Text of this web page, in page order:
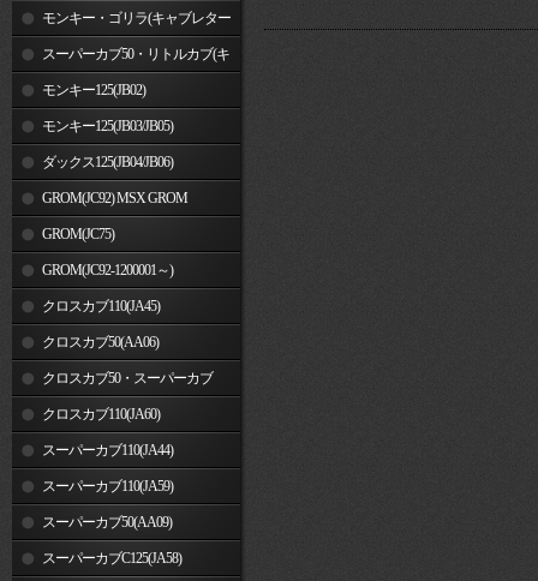
モンキー・ゴリラ(キャブレター
車) スーパーカブ50・リトルカブ(キ
ャブレター車)
モンキー125(JB02)
モンキー125(JB03/JB05)
ダックス125(JB04/JB06)
GROM(JC92) MSX GROM
GROM(JC75)
GROM(JC92-1200001～)
クロスカブ110(JA45)
クロスカブ50(AA06)
クロスカブ50・スーパーカブ
50(AA09)/110(JA44)
クロスカブ110(JA60)
スーパーカブ110(JA44)
スーパーカブ110(JA59)
スーパーカブ50(AA09)
スーパーカブC125(JA58)